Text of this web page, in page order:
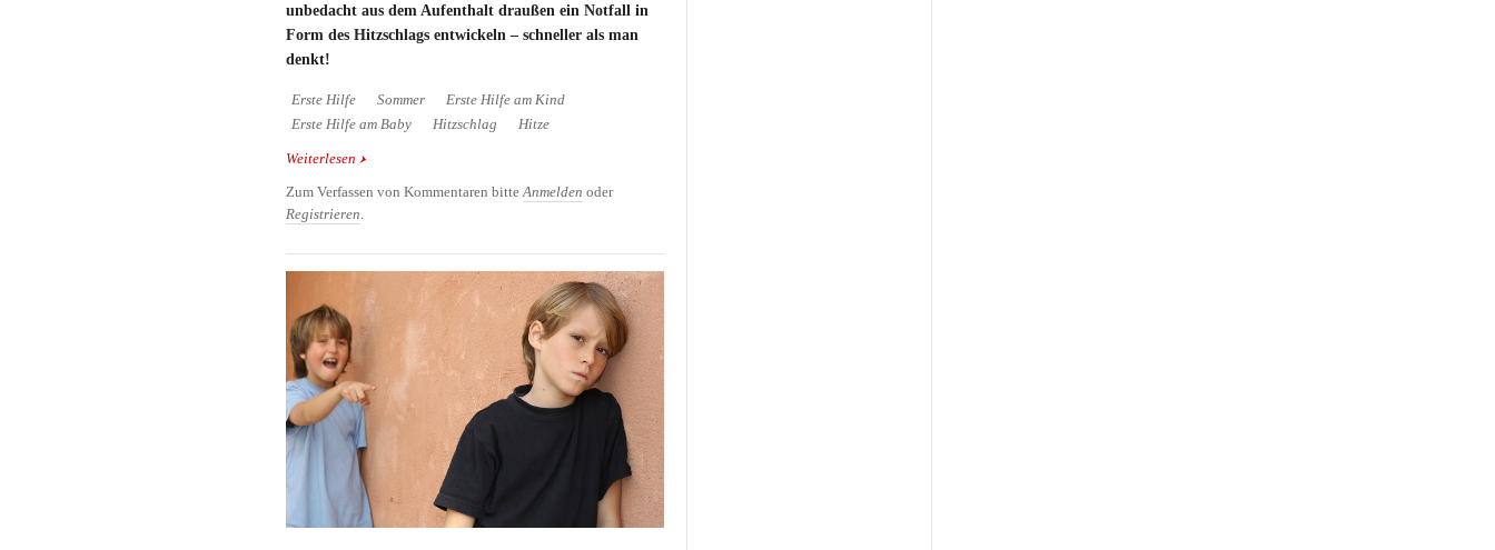
unbedacht aus dem Aufenthalt draußen ein Notfall in
Form des Hitzschlags entwickeln – schneller als man
denkt!
Erste Hilfe Sommer
Erste Hilfe am Kind
Erste Hilfe am Baby
Hitzschlag Hitze
Weiterlesen über Hitzschlag
Zum Verfassen von Kommentaren bitteAnmelden oder
Registrieren.